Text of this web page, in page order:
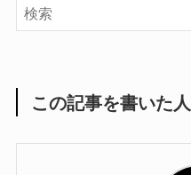
この記事を書いた人